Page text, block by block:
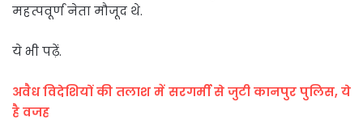
महत्पवूर्ण नेता मौजूद थे.
ये भी पढ़ें.
अवैध विदेशियों की तलाश में सरगर्मी से जुटी कानपुर पुलिस, ये
है वजह